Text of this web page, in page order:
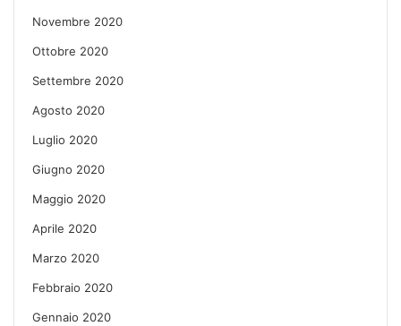
Novembre 2020
Ottobre 2020
Settembre 2020
Agosto 2020
Luglio 2020
Giugno 2020
Maggio 2020
Aprile 2020
Marzo 2020
Febbraio 2020
Gennaio 2020